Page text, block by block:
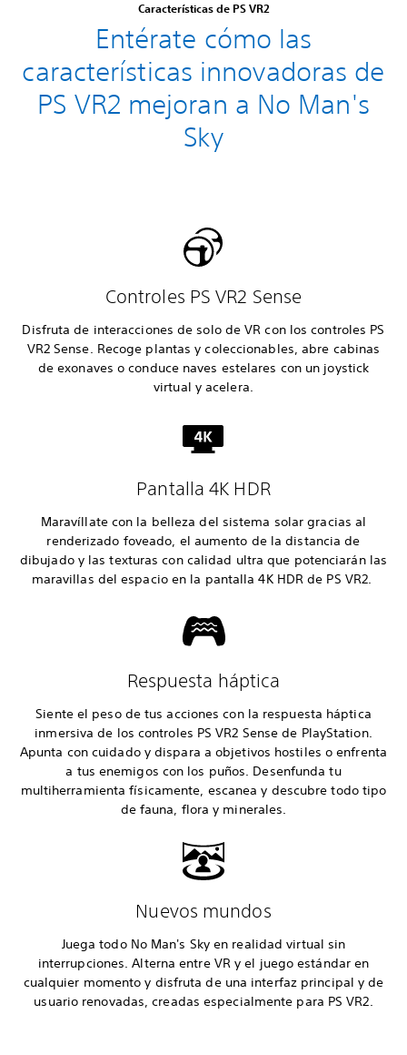
Características de PS VR2
Entérate cómo las
características innovadoras de
PS VR2 mejoran a No Man's
Sky
Controles PS VR2 Sense
Disfruta de interacciones de solo de VR con los controles PS
VR2 Sense. Recoge plantas y coleccionables, abre cabinas
de exonaves o conduce naves estelares con un joystick
virtual y acelera.
Pantalla 4K HDR
Maravíllate con la belleza del sistema solar gracias al
renderizado foveado, el aumento de la distancia de
dibujado y las texturas con calidad ultra que potenciarán las
maravillas del espacio en la pantalla 4K HDR de PS VR2.
Respuesta háptica
Siente el peso de tus acciones con la respuesta háptica
inmersiva de los controles PS VR2 Sense de PlayStation.
Apunta con cuidado y dispara a objetivos hostiles o enfrenta
a tus enemigos con los puños. Desenfunda tu
multiherramienta físicamente, escanea y descubre todo tipo
de fauna, flora y minerales.
Nuevos mundos
Juega todo No Man's Sky en realidad virtual sin
interrupciones. Alterna entre VR y el juego estándar en
cualquier momento y disfruta de una interfaz principal y de
usuario renovadas, creadas especialmente para PS VR2.